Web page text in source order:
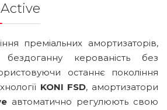
преміальних амортизаторів,
керованість без
останнє покоління
KONI FSD, амортизатори
автоматично регулюють свою